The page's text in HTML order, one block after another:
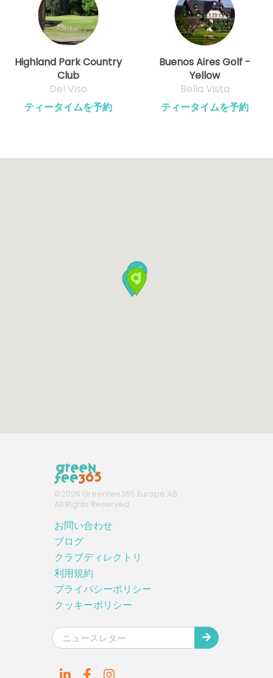
Highland Park Country
Club
Del Viso
ティータイムを予約
Buenos Aires Golf -
Yellow
Bella Vista
ティータイムを予約
©2026 Greenfee365 Europe AB.
All Rights Reserved
お問い合わせ
ブログ
クラブディレクトリ
利用規約
プライバシーポリシー
クッキーポリシー